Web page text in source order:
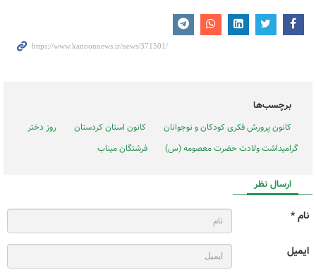
برچسب‌ها
کانون پرورش فکری کودکان و نوجوانان کانون استان کردستان
روز دختر
گرامیداشت ولادت حضرت معصومه (س)
فرشتگان میناب
ارسال نظر
نام *
ایمیل